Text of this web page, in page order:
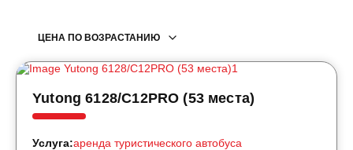
ЦЕНА ПО ВОЗРАСТАНИЮ
Yutong 6128/C12PRO (53 места)
Услуга:аренда туристического автобуса